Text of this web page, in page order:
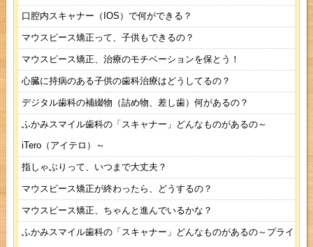
口腔内スキャナー（IOS）で何ができる？
マウスピース矯正って、子供もできるの？
マウスピース矯正、治療のモチベーションを保とう！
心臓に持病のある子供の歯科治療はどうしてるの？
デジタル歯科の補綴物（詰め物、差し歯）何があるの？
ふかみスマイル歯科の「スキャナー」どんなものがあるの～
iTero（アイテロ）～
指しゃぶりって、いつまで大丈夫？
マウスピース矯正が終わったら、どうするの？
マウスピース矯正、ちゃんと進んでいるかな？
ふかみスマイル歯科の「スキャナー」どんなものがあるの～プライ